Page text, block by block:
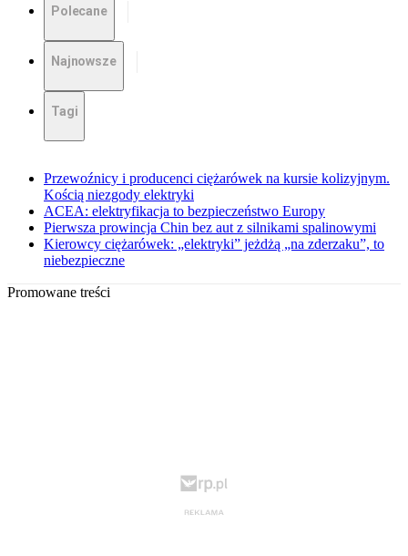
Polecane
Najnowsze
Tagi
Przewoźnicy i producenci ciężarówek na kursie kolizyjnym.
Kością niezgody elektryki
ACEA: elektryfikacja to bezpieczeństwo Europy
Pierwsza prowincja Chin bez aut z silnikami spalinowymi
Kierowcy ciężarówek: „elektryki” jeżdżą „na zderzaku”, to
niebezpieczne
Promowane treści